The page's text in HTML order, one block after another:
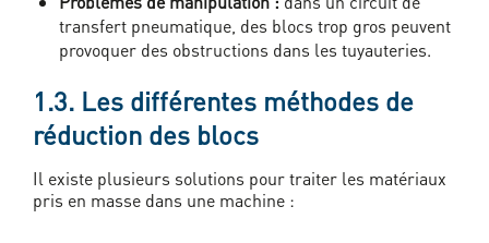
transfert pneumatique, des blocs trop gros peuvent
provoquer des obstructions dans les tuyauteries.
1.3. Les différentes méthodes de
réduction des blocs
Il existe plusieurs solutions pour traiter les matériaux
pris en masse dans une machine :